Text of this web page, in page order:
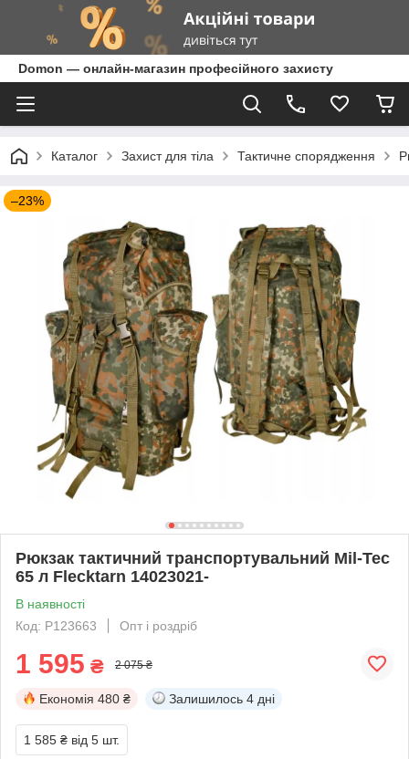
Domon — онлайн-магазин професійного захисту
Каталог Захист для тіла Тактичне спорядження
–23%
Рюкзак тактичний транспортувальний Mil-Tec
65 л Flecktarn 14023021-
В наявності
Код: P123663
Опт і роздріб
1 595 ₴ 2 075 ₴
Економія 480 ₴ Залишилось 4 дні
1 585 ₴ від 5 шт.